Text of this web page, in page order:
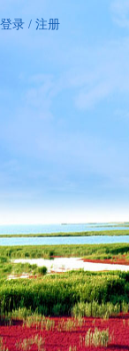
登录 / 注册